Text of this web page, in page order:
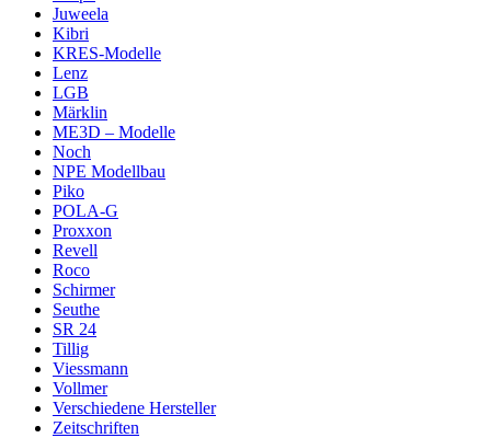
Juweela
Kibri
KRES-Modelle
Lenz
LGB
Märklin
ME3D – Modelle
Noch
NPE Modellbau
Piko
POLA-G
Proxxon
Revell
Roco
Schirmer
Seuthe
SR 24
Tillig
Viessmann
Vollmer
Verschiedene Hersteller
Zeitschriften